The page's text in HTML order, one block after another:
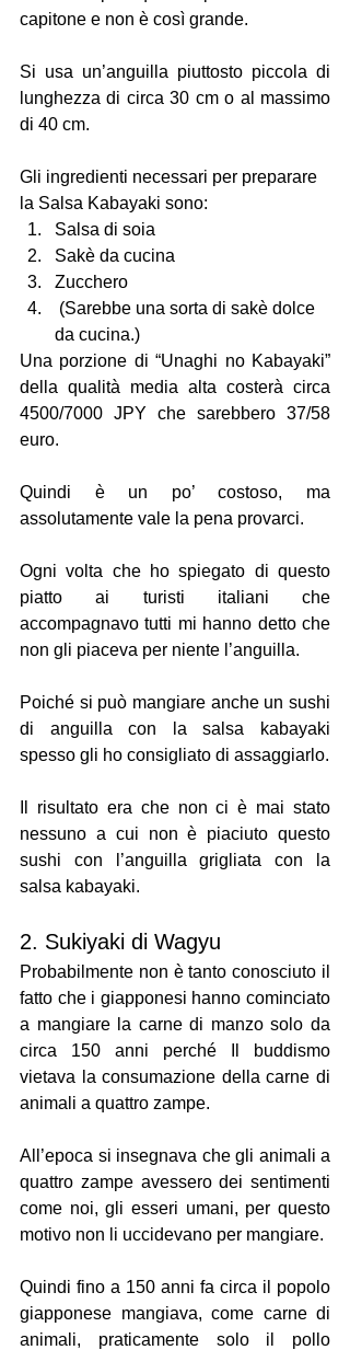
capitone e non è così grande.
Si usa un’anguilla piuttosto piccola di
lunghezza di circa 30 cm o al massimo
di 40 cm.
Gli ingredienti necessari per preparare
la Salsa Kabayaki sono:
Salsa di soia
Sakè da cucina
Zucchero
da cucina.)
Una porzione di “Unaghi no Kabayaki”
della qualità media alta costerà circa
4500/7000 JPY che sarebbero 37/58
euro.
Quindi è un po’ costoso, ma
assolutamente vale la pena provarci.
Ogni volta che ho spiegato di questo
piatto ai turisti italiani che
accompagnavo tutti mi hanno detto che
non gli piaceva per niente l’anguilla.
Poiché si può mangiare anche un sushi
di anguilla con la salsa kabayaki
spesso gli ho consigliato di assaggiarlo.
Il risultato era che non ci è mai stato
nessuno a cui non è piaciuto questo
sushi con l’anguilla grigliata con la
salsa kabayaki.
2. Sukiyaki di Wagyu
Probabilmente non è tanto conosciuto il
fatto che i giapponesi hanno cominciato
a mangiare la carne di manzo solo da
circa 150 anni perché Il buddismo
vietava la consumazione della carne di
animali a quattro zampe.
All’epoca si insegnava che gli animali a
quattro zampe avessero dei sentimenti
come noi, gli esseri umani, per questo
motivo non li uccidevano per mangiare.
Quindi fino a 150 anni fa circa il popolo
giapponese mangiava, come carne di
animali, praticamente solo il pollo